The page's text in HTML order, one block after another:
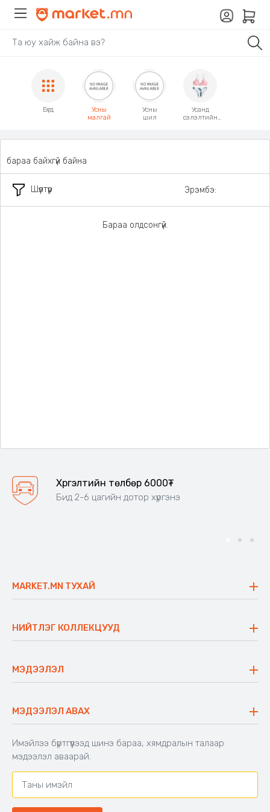
Бүгд
Усны
малгай
Усны
шил
Усанд
сэлэлтийн
Шүүлтүүр
бараа байхгүй байна
Эрэмбэ:
Бараа олдсонгүй.
Хүргэлтийн төлбөр 6000₮
Бид 2-6 цагийн дотор хүргэнэ
MARKET.MN ТУХАЙ
Үнэт зүйлс
Ажлын байр
Блог
НИЙТЛЭГ КОЛЛЕКЦУУД
Сүүдрэвч
Аяны ширээ
Аяны түшлэгтэй сандал
МЭДЭЭЛЭЛ
Буцаалтын журам
Захиалга шалгах
Хамтран ажиллах
Холбоо барих
МЭДЭЭЛЭЛ АВАХ
Имэйлээ бүртгүүлээд шинэ бараа, хямдралын талаар
мэдээлэл аваарай.